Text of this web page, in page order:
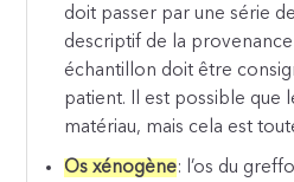
doit passer par une série
descriptif de la
échantillon doit être
patient. Il est possible que
matériau, mais cela est
Os xénogène: l’os du